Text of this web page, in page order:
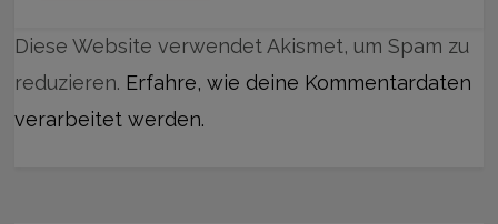
Diese Website verwendet Akismet, um Spam zu
reduzieren. Erfahre, wie deine Kommentardaten
verarbeitet werden.